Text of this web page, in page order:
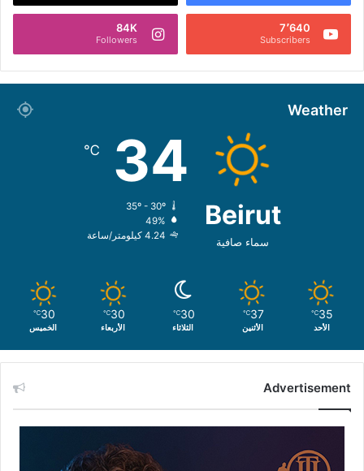
7٬640
Subscribers
84K
Followers
Weather
Beirut
سماء صافية
34
℃
35º - 30º
49%
4.24 كيلومتر/ساعة
35
℃
الأحد
37
℃
الأثنين
30
℃
الثلاثاء
30
℃
الأربعاء
30
℃
الخميس
Advertisement